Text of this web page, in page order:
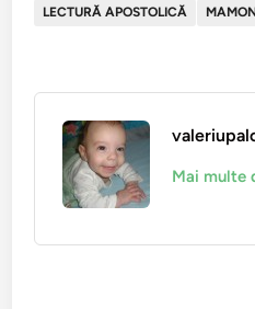
LECTURĂ APOSTOLICĂ
Mai multe